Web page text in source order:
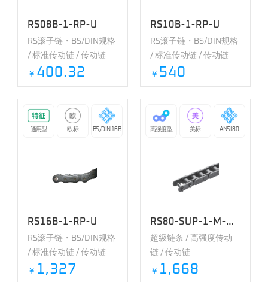
RS08B-1-RP-U
RS滚子链・BS/DIN规格
/ 标准传动链 / 传动链
￥ 400.32
RS10B-1-RP-U
RS滚子链・BS/DIN规格
/ 标准传动链 / 传动链
￥ 540
通用型 欧标 BS/DIN 16B
RS16B-1-RP-U
RS滚子链・BS/DIN规格
/ 标准传动链 / 传动链
￥ 1,327
高强度型 美标 ANSI 80
RS80-SUP-1-M-RP-U
超级链条 / 高强度传动
链 / 传动链
￥ 1,668